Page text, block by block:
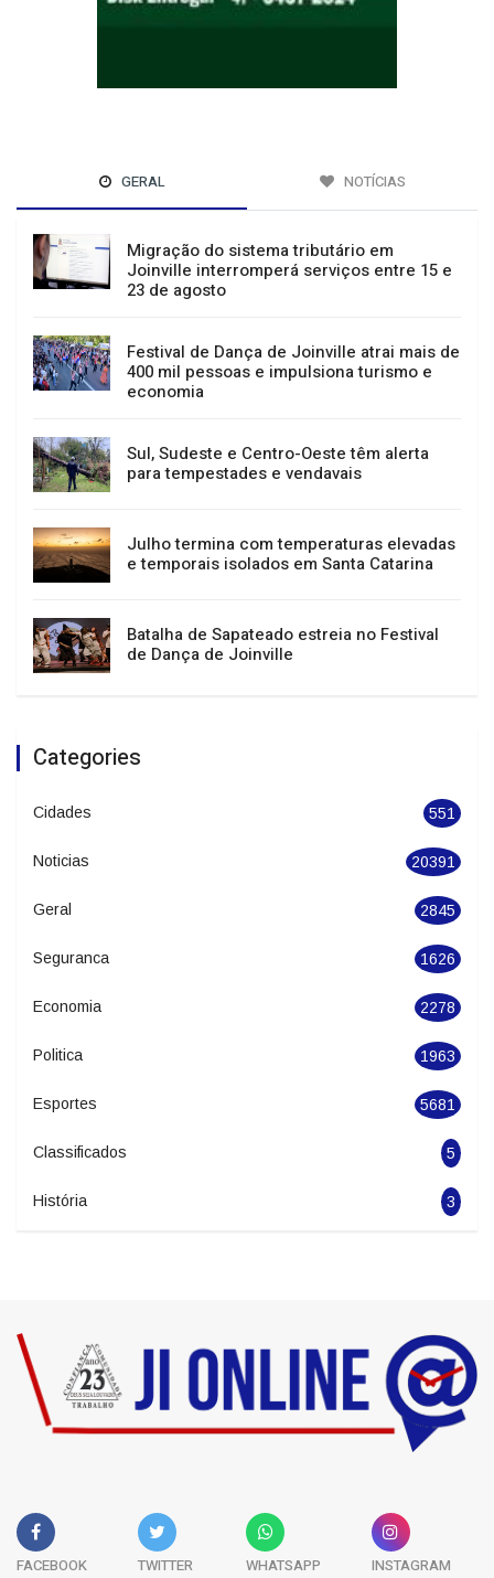
GERAL NOTÍCIAS
Migração do sistema tributário em
Joinville interromperá serviços entre 15 e
23 de agosto
Festival de Dança de Joinville atrai mais de
400 mil pessoas e impulsiona turismo e
economia
Sul, Sudeste e Centro-Oeste têm alerta
para tempestades e vendavais
Julho termina com temperaturas elevadas
e temporais isolados em Santa Catarina
Batalha de Sapateado estreia no Festival
de Dança de Joinville
Categories
Cidades 551
Noticias 20391
Geral 2845
Seguranca 1626
Economia 2278
Politica 1963
Esportes 5681
Classificados 5
História 3
FACEBOOK TWITTER WHATSAPP INSTAGRAM